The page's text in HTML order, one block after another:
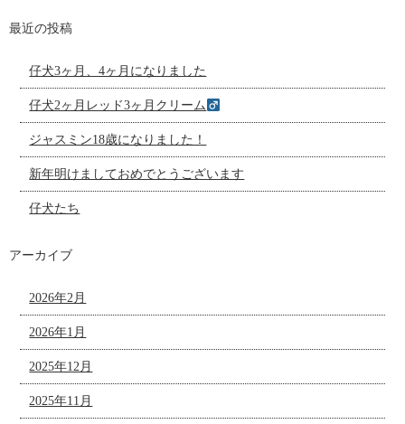
最近の投稿
仔犬3ヶ月、4ヶ月になりました
仔犬2ヶ月レッド3ヶ月クリーム
ジャスミン18歳になりました！
新年明けましておめでとうございます
仔犬たち
アーカイブ
2026年2月
2026年1月
2025年12月
2025年11月